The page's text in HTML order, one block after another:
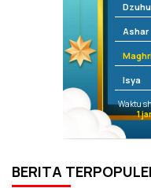
Ashar
Isya
Waktu
1
BERITA